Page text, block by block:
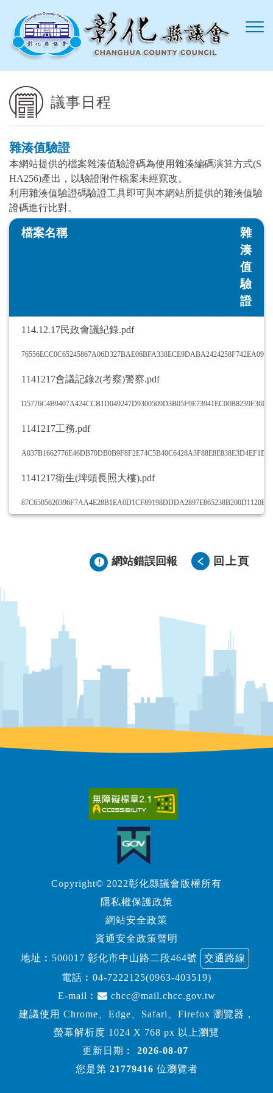
議事日程
雜湊值驗證
本網站提供的檔案雜湊值驗證碼為使用雜湊編碼演算方式(S
HA256)產出，以驗證附件檔案未經竄改。
利用雜湊值驗證碼驗證工具即可與本網站所提供的雜湊值驗
證碼進行比對。
檔案名稱
雜
湊
值
驗
證
114.12.17民政會議紀錄.pdf
1141217會議記錄2(考察)警察.pdf
1141217工務.pdf
1141217衛生(埤頭長照大樓).pdf
網站錯誤回報 回上頁
Copyright© 2022彰化縣議會版權所有
隱私權保護政策
網站安全政策
資通安全政策聲明
地址︰500017 彰化市中山路二段464號
交通路線
電話︰ 04-7222125(0963-403519)
E-mail︰
chcc@mail.chcc.gov.tw
建議使用 Chrome、Edge、Safari、Firefox 瀏覽器，
螢幕解析度 1024 X 768 px 以上瀏覽
更新日期︰
2026-08-07
您是第 21779416 位瀏覽者